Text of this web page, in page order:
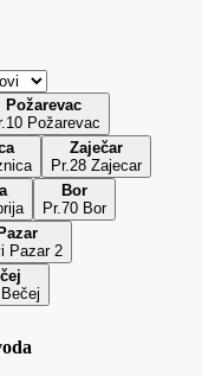
Požarevac
Požarevac
Zaječar
Pr.28 Zajecar
Bor
Pr.70 Bor
Pazar 2